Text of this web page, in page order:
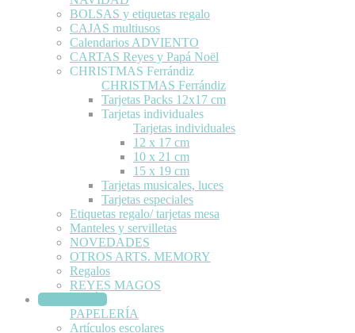
BOLSAS y etiquetas regalo
CAJAS multiusos
Calendarios ADVIENTO
CARTAS Reyes y Papá Noël
CHRISTMAS Ferrándiz
CHRISTMAS Ferrándiz
Tarjetas Packs 12x17 cm
Tarjetas individuales
Tarjetas individuales
12 x 17 cm
10 x 21 cm
15 x 19 cm
Tarjetas musicales, luces
Tarjetas especiales
Etiquetas regalo/ tarjetas mesa
Manteles y servilletas
NOVEDADES
OTROS ARTS. MEMORY
Regalos
REYES MAGOS
PAPELERÍA
PAPELERÍA
Artículos escolares